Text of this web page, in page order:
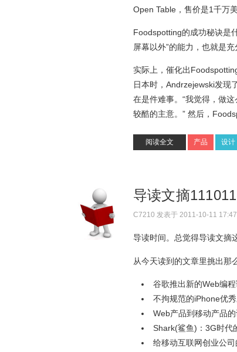
Open Table，售价是1千万
Foodspotting的成功秘诀是
屏幕以外”的能力，也就是
实际上，催化出
日本时，Andrzejewski发现
在是件难事。“我觉得，做
较酷的主意。” 然后，
阅读全文 产品 设计
导读文摘
C7210 发表于 2011-10-11 17:47
导读时间。总觉得导读文摘
从今天读到的文章里挑出那
谷歌推出新的Web编
不拘规范的iPhone优
Web产品到移动产品
Shark(鲨鱼)：3G时代
给移动互联网创业公